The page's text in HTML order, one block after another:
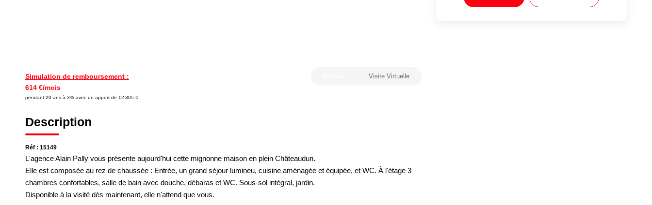
Simulation de remboursement :
614 €/mois
pendant 20 ans à 3% avec un apport de 12 305 €
Visite Virtuelle
Description
Réf : 15149
L'agence Alain Pally vous présente aujourd'hui cette mignonne maison en plein Châteaudun.
Elle est composée au rez de chaussée : Entrée, un grand séjour lumineu, cuisine aménagée et équipée, et WC. À l'étage 3
chambres confortables, salle de bain avec douche, débaras et WC. Sous-sol intégral, jardin.
Disponible à la visité dès maintenant, elle n'attend que vous.